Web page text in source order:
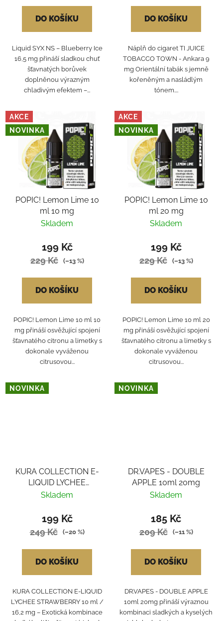
DO KOŠÍKU
Liquid SYX NS – Blueberry Ice
16,5 mg přináší sladkou chuť
šťavnatých borůvek
doplněnou výrazným
chladivým efektem –...
DO KOŠÍKU
Náplň do cigaret TI JUICE
TOBACCO TOWN - Ankara 9
mg Orientální tabák s jemně
kořeněným a nasládlým
tónem....
AKCE
NOVINKA
POPIC! Lemon Lime 10
ml 10 mg
Skladem
199 Kč
229 Kč (–13 %)
DO KOŠÍKU
POPIC! Lemon Lime 10 ml 10
mg přináší osvěžující spojení
šťavnatého citronu a limetky s
dokonale vyváženou
citrusovou...
AKCE
NOVINKA
POPIC! Lemon Lime 10
ml 20 mg
Skladem
199 Kč
229 Kč (–13 %)
DO KOŠÍKU
POPIC! Lemon Lime 10 ml 20
mg přináší osvěžující spojení
šťavnatého citronu a limetky s
dokonale vyváženou
citrusovou...
NOVINKA
KURA COLLECTION E-
LIQUID LYCHEE
STRAWBERRY
Skladem
199 Kč
249 Kč (–20 %)
DO KOŠÍKU
KURA COLLECTION E-LIQUID
LYCHEE STRAWBERRY 10 ml /
16,2 mg – Exotická kombinace
NOVINKA
DR.VAPES - DOUBLE
APPLE 10ml 20mg
Skladem
185 Kč
209 Kč (–11 %)
DO KOŠÍKU
DR.VAPES - DOUBLE APPLE
10ml 20mg přináší výraznou
kombinaci sladkých a kyselých